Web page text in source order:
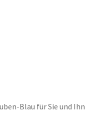
Blau für Sie und Ihn